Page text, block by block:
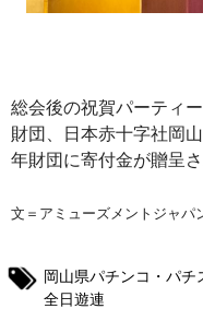
総会後の祝賀パーティ
財団、日本赤十字社岡
年財団に寄付金が贈呈さ
文＝アミューズメントジャパ
岡山県パチンコ・パチ
全日遊連